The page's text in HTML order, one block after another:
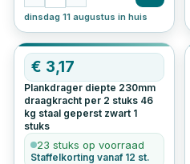
dinsdag 11 augustus in huis
€ 3,17
Plankdrager diepte 230mm
draagkracht per 2 stuks 46
kg staal geperst zwart 1
stuks
23 stuks op voorraad
Staffelkorting vanaf 12 st.